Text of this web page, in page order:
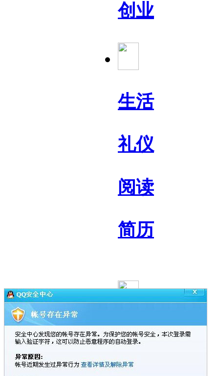
创业
生活
礼仪
阅读
简历
范文